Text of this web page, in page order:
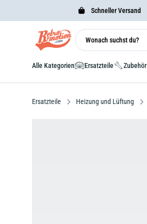
Schneller Versand
Alle Kategorien Ersatzteile Zubehör
Ersatzteile Heizung und Lüftung